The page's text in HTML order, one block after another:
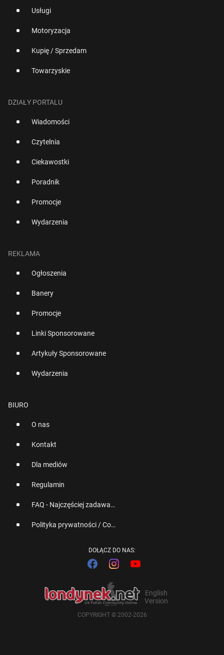
Usługi
Motoryzacja
Kupię / Sprzedam
Towarzyskie
DZIAŁY PORTALU
Wiadomości
Czytelnia
Ciekawostki
Poradnik
Promocje
Wydarzenia
REKLAMA
Ogłoszenia
Banery
Promocje
Linki Sponsorowane
Artykuły Sponsorowane
Wydarzenia
BIURO
O nas
Kontakt
Dla mediów
Regulamin
FAQ - Najczęściej zadawane pytania
Polityka prywatności / Cookies
DOŁĄCZ DO NAS:
English
Version
COPYRIGHT © 2002-2026